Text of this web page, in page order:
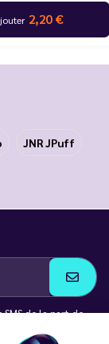
2,20 €
JNR JPuff
de la part de